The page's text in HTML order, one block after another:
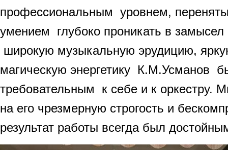
профессиональным уровнем,
умением глубоко проникать в
широкую музыкальную эрудицию,
магическую энергетику К.М.Усманов
требовательным к себе и к оркестру.
на его чрезмерную строгость и
результат работы всегда был